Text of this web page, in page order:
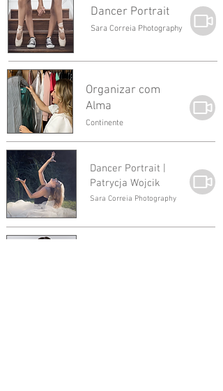
Dancer Portrait
Sara Correia Photography
Organizar com
Alma
Continente
Dancer Portrait |
Patrycja Wojcik
Sara Correia Photography